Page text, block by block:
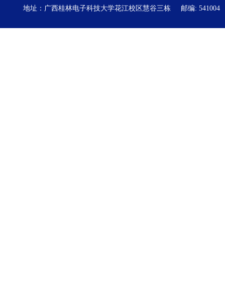
地址：广西桂林电子科技大学花江校区慧谷三栋 邮编: 541004